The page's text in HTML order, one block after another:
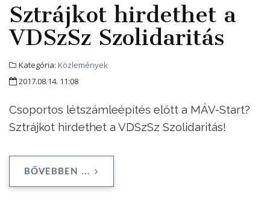
Sztrájkot hirdethet a
VDSzSz Szolidaritás
Kategória: Közlemények
2017.08.14. 11:08
Csoportos létszámleépítés előtt a MÁV-Start?
Sztrájkot hirdethet a VDSzSz Szolidaritás!
BŐVEBBEN ...